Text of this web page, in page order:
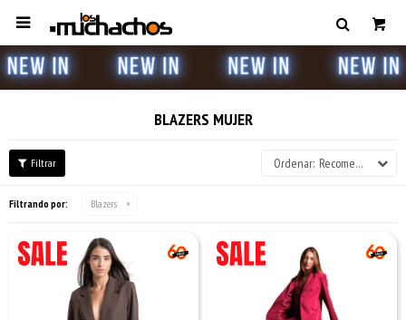

BLAZERS MUJER
Recomendados
Filtrando por: Blazers